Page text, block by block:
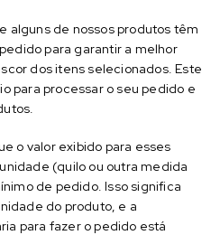
alguns de nossos produtos têm
para garantir a melhor
dos itens selecionados. Este
para processar o seu pedido e
o valor exibido para esses
(quilo ou outra medida
de pedido. Isso significa
do produto, e a
para fazer o pedido está